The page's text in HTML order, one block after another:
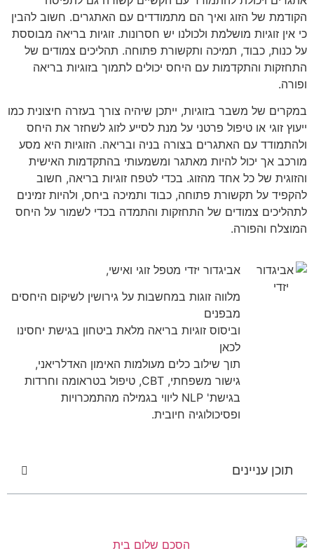
הקודמת של הזוג ואיך הם מתמודדים עם האתגרים. חשוב להבין
כי אין זוגיות מושלמת ולכולנו יש חסרונות. זוגיות בריאה מבוססת
על כנות, כבוד, תמיכה ותקשורת פתוחה. תהליכים צמודים של
התחזקות והתקדמות עם היחס יכולים לתמוך בזוגיות בריאה
ופורה.
במקרים של משבר בזוגיות, ייתכן שיהיה צורך בעזרה חיצונית כמו
ייעוץ זוגי או טיפול פרטני על מנת לסייע לזוג לשחזר את היחס
ולהתמודד עם האתגרים בצורה בניה ובריאה. הזוגיות היא מסע
מורכב אך יכול להיות מאתגר ומשמעותי בהתקדמות האישית
והזוגית של כל אחד מהזוג. בכדי לטפח זוגיות בריאה, חשוב
להקפיד על תקשורת פתוחה, כבוד ותמיכה ביחס, ולהיות זמינים
לתהליכים צמודים של התחזקות והתמדה בכדי לשמור על היחס
המוצלח והפורה.
אביגדור יזדי מטפל זוגי ואישי,
מלווה זוגות במחשבות על גירושין לשיקום היחסים
מבפנים
וביסוס זוגיות בריאה מלאת ביטחון בגישת יחסינו
לכאן
תוך שילוב כלים מעולמות האימון האדלריאני,
גישור משפחתי, CBT, טיפול בטראומה וחרדות
בגישת' NLP ליווי בגמילה מהתמכרויות
ופסיכולוגיה חיובית.
תוכן עניינים